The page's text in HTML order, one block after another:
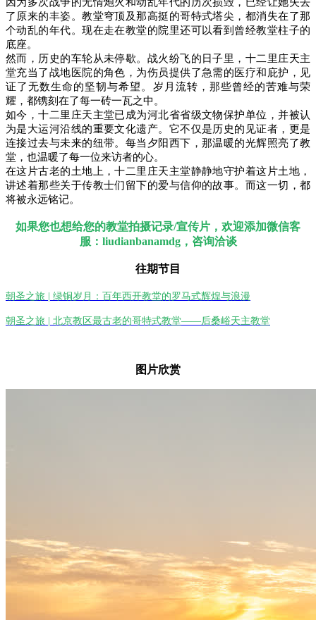
了原来的丰姿。教堂穹顶及那高挺的哥特式塔尖，都消失在了那
个动乱的年代。现在走在教堂的院里还可以看到曾经教堂柱子的
底座。
然而，历史的车轮从未停歇。战火纷飞的日子里，十二里庄天主
堂充当了战地医院的角色，为伤员提供了急需的医疗和庇护，见
证了无数生命的坚韧与希望。岁月流转，那些曾经的苦难与荣
耀，都镌刻在了每一砖一瓦之中。
如今，十二里庄天主堂已成为河北省省级文物保护单位，并被认
为是大运河沿线的重要文化遗产。它不仅是历史的见证者，更是
连接过去与未来的纽带。每当夕阳西下，那温暖的光辉照亮了教
堂，也温暖了每一位来访者的心。
在这片古老的土地上，十二里庄天主堂静静地守护着这片土地，
讲述着那些关于传教士们留下的爱与信仰的故事。而这一切，都
将被永远铭记。
如果您也想给您的教堂拍摄记录/宣传片，欢迎添加微信客
服：liudianbanamdg，咨询洽谈
往期节目
朝圣之旅 | 绿铜岁月：百年西开教堂的罗马式辉煌与浪漫
朝圣之旅 | 北京教区最古老的哥特式教堂——后桑峪天主教堂
图片欣赏